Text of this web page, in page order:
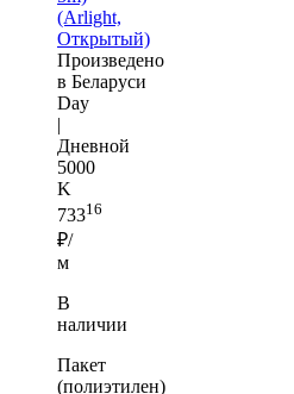
(Arlight,
Открытый)
Произведено
в Беларуси
Day
|
Дневной
5000
K
73316
₽/
м
В
наличии
Пакет
(полиэтилен)